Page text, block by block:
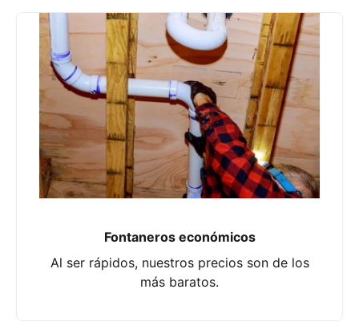
Fontaneros económicos
Al ser rápidos, nuestros precios son de los
más baratos.